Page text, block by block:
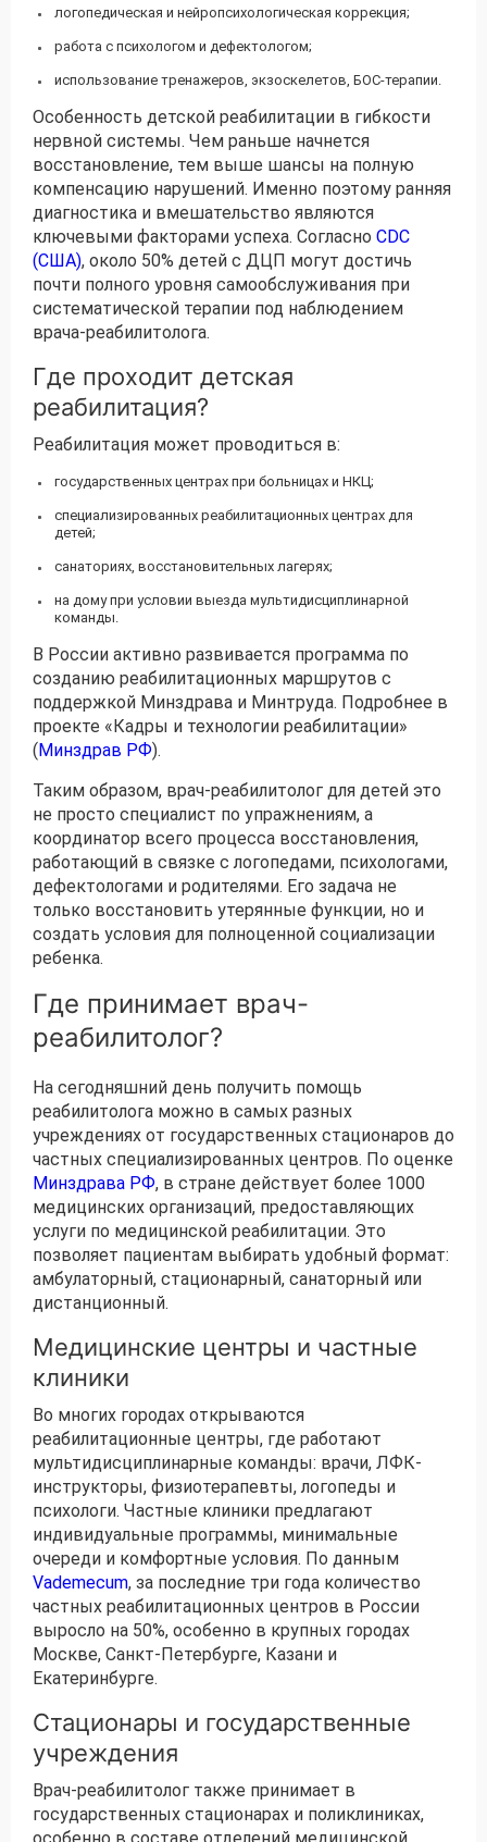
логопедическая и нейропсихологическая коррекция;
работа с психологом и дефектологом;
использование тренажеров, экзоскелетов, БОС-терапии.
Особенность детской реабилитации в гибкости
нервной системы. Чем раньше начнется
восстановление, тем выше шансы на полную
компенсацию нарушений. Именно поэтому ранняя
диагностика и вмешательство являются
ключевыми факторами успеха. Согласно CDC
(США), около 50% детей с ДЦП могут достичь
почти полного уровня самообслуживания при
систематической терапии под наблюдением
врача-реабилитолога.
Где проходит детская
реабилитация?
Реабилитация может проводиться в:
государственных центрах при больницах и НКЦ;
специализированных реабилитационных центрах для
детей;
санаториях, восстановительных лагерях;
на дому при условии выезда мультидисциплинарной
команды.
В России активно развивается программа по
созданию реабилитационных маршрутов с
поддержкой Минздрава и Минтруда. Подробнее в
проекте «Кадры и технологии реабилитации»
(Минздрав РФ).
Таким образом, врач-реабилитолог для детей это
не просто специалист по упражнениям, а
координатор всего процесса восстановления,
работающий в связке с логопедами, психологами,
дефектологами и родителями. Его задача не
только восстановить утерянные функции, но и
создать условия для полноценной социализации
ребенка.
Где принимает врач-
реабилитолог?
На сегодняшний день получить помощь
реабилитолога можно в самых разных
учреждениях от государственных стационаров до
частных специализированных центров. По оценке
Минздрава РФ, в стране действует более 1000
медицинских организаций, предоставляющих
услуги по медицинской реабилитации. Это
позволяет пациентам выбирать удобный формат:
амбулаторный, стационарный, санаторный или
дистанционный.
Медицинские центры и частные
клиники
Во многих городах открываются
реабилитационные центры, где работают
мультидисциплинарные команды: врачи, ЛФК-
инструкторы, физиотерапевты, логопеды и
психологи. Частные клиники предлагают
индивидуальные программы, минимальные
очереди и комфортные условия. По данным
Vademecum, за последние три года количество
частных реабилитационных центров в России
выросло на 50%, особенно в крупных городах
Москве, Санкт-Петербурге, Казани и
Екатеринбурге.
Стационары и государственные
учреждения
Врач-реабилитолог также принимает в
государственных стационарах и поликлиниках,
особенно в составе отделений медицинской